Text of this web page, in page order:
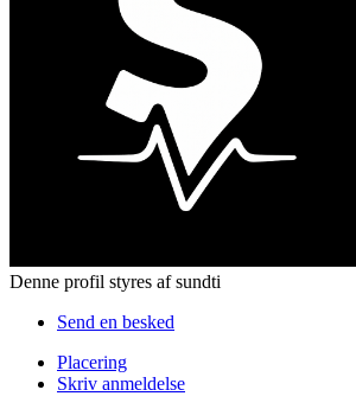
Denne profil styres af sundti
Send en besked
Placering
Skriv anmeldelse